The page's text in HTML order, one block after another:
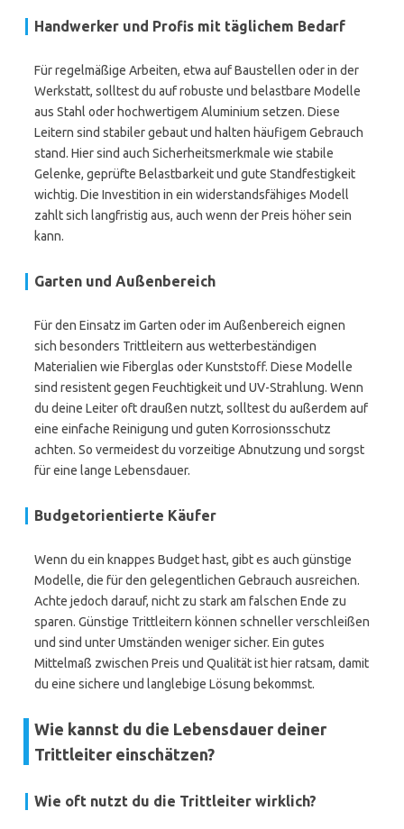
Handwerker und Profis mit täglichem Bedarf
Für regelmäßige Arbeiten, etwa auf Baustellen oder in der
Werkstatt, solltest du auf robuste und belastbare Modelle
aus Stahl oder hochwertigem Aluminium setzen. Diese
Leitern sind stabiler gebaut und halten häufigem Gebrauch
stand. Hier sind auch Sicherheitsmerkmale wie stabile
Gelenke, geprüfte Belastbarkeit und gute Standfestigkeit
wichtig. Die Investition in ein widerstandsfähiges Modell
zahlt sich langfristig aus, auch wenn der Preis höher sein
kann.
Garten und Außenbereich
Für den Einsatz im Garten oder im Außenbereich eignen
sich besonders Trittleitern aus wetterbeständigen
Materialien wie Fiberglas oder Kunststoff. Diese Modelle
sind resistent gegen Feuchtigkeit und UV-Strahlung. Wenn
du deine Leiter oft draußen nutzt, solltest du außerdem auf
eine einfache Reinigung und guten Korrosionsschutz
achten. So vermeidest du vorzeitige Abnutzung und sorgst
für eine lange Lebensdauer.
Budgetorientierte Käufer
Wenn du ein knappes Budget hast, gibt es auch günstige
Modelle, die für den gelegentlichen Gebrauch ausreichen.
Achte jedoch darauf, nicht zu stark am falschen Ende zu
sparen. Günstige Trittleitern können schneller verschleißen
und sind unter Umständen weniger sicher. Ein gutes
Mittelmaß zwischen Preis und Qualität ist hier ratsam, damit
du eine sichere und langlebige Lösung bekommst.
Wie kannst du die Lebensdauer deiner
Trittleiter einschätzen?
Wie oft nutzt du die Trittleiter wirklich?